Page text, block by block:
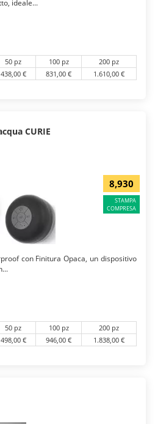
ideale...
50 pz 100 pz
200 pz
438,00 € 831,00 € 1.610,00 €
CURIE
8,930
STAMPA
COMPRESA
con Finitura Opaca, un dispositivo
50 pz 100 pz
200 pz
498,00 € 946,00 € 1.838,00 €